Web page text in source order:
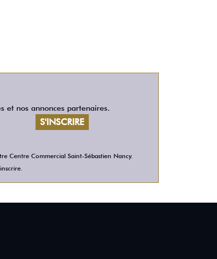
et nos annonces partenaires.
Centre Commercial Saint-Sébastien Nancy.